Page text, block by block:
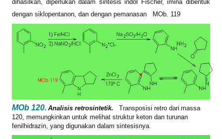
dihasilkan, diperlukan dalam sintesis indol Fischer, imina dibentuk
dengan siklopentanon, dan dengan pemanasan
MOb. 119
MOb 120. Analisis retrosintetik. Transposisi retro dari massa
120, memungkinkan untuk melihat struktur keton dan turunan
fenilhidrazin, yang digunakan dalam sintesisnya.